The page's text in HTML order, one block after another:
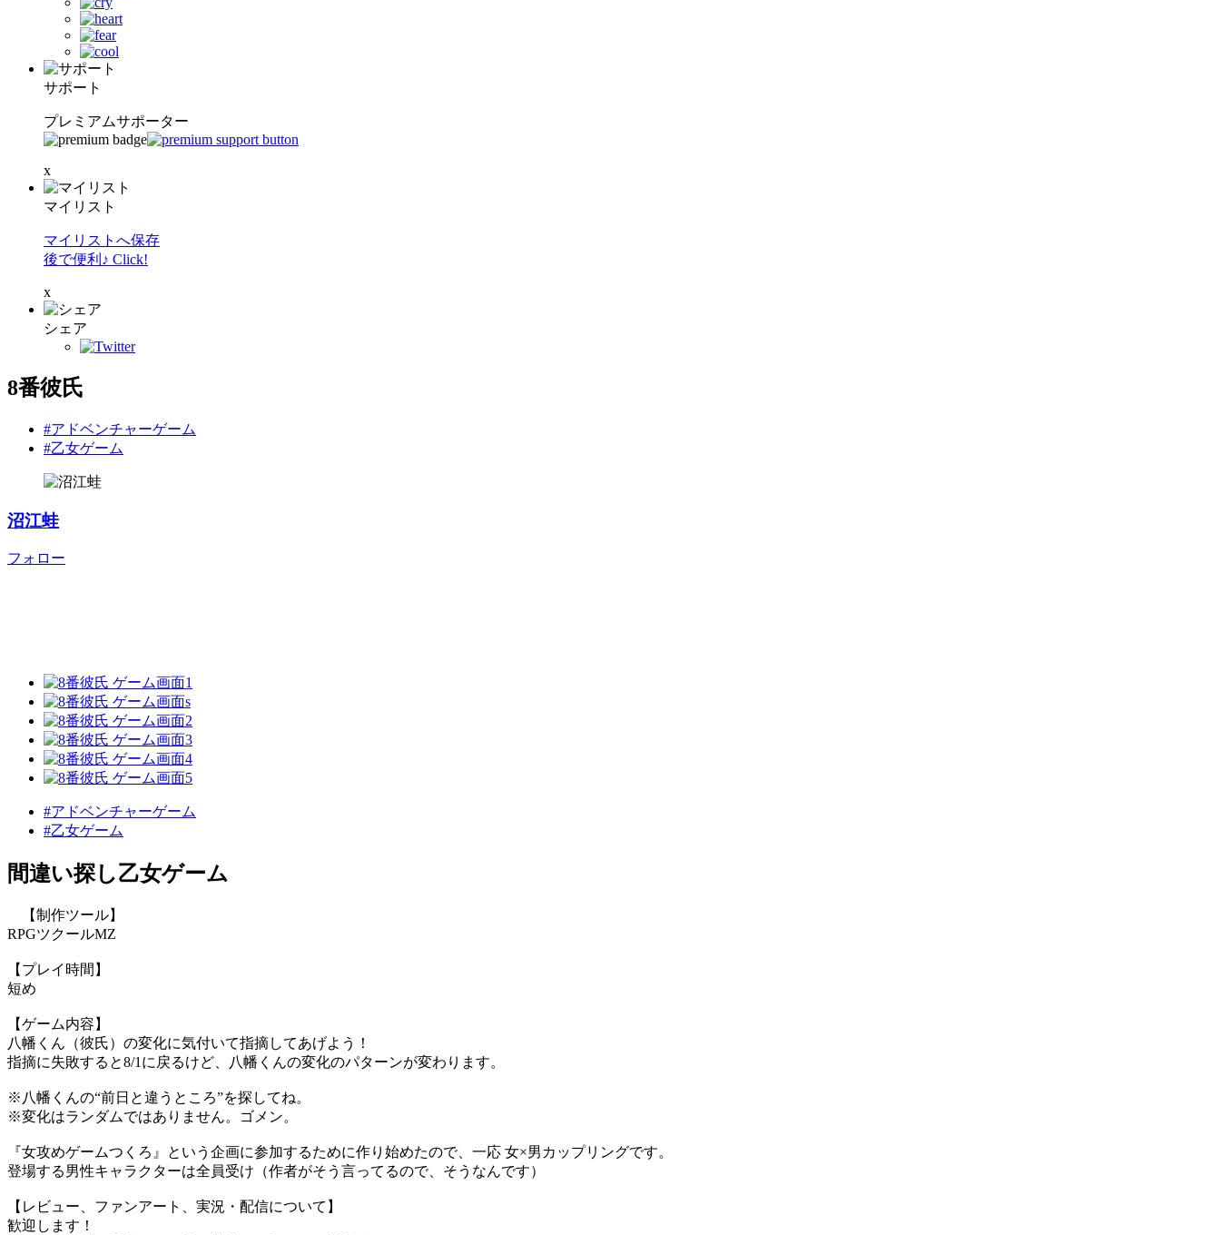
サポート
プレミアムサポーター
x
マイリスト
マイリストへ保存
後で便利♪ Click!
x
シェア
8番彼氏
#アドベンチャーゲーム
#乙女ゲーム
沼江蛙
フォロー
#アドベンチャーゲーム
#乙女ゲーム
間違い探し乙女ゲーム
【制作ツール】
RPGツクールMZ
【プレイ時間】
短め
【ゲーム内容】
八幡くん（彼氏）の変化に気付いて指摘してあげよう！
指摘に失敗すると8/1に戻るけど、八幡くんの変化のパターンが変わります。
※八幡くんの“前日と違うところ”を探してね。
※変化はランダムではありません。ゴメン。
『女攻めゲームつくろ』という企画に参加するために作り始めたので、一応 女×男カップリングです。
登場する男性キャラクターは全員受け（作者がそう言ってるので、そうなんです）
【レビュー、ファンアート、実況・配信について】
歓迎します！